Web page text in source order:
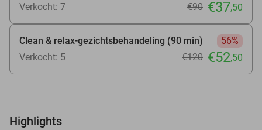
Verkocht: 7
€90 €37,50
Clean & relax-gezichtsbehandeling (90 min)
56%
Verkocht: 5
€120 €52,50
Highlights